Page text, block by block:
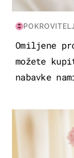
Omiljene
možete
nabavke
MODA &